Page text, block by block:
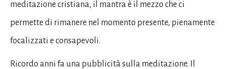
meditazione cristiana, il mantra è il mezzo che ci
permette di rimanere nel momento presente, pienamente
focalizzati e consapevoli.
Ricordo anni fa una pubblicità sulla meditazione. Il